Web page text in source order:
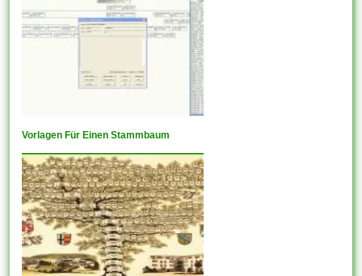
Vorlagen Für Einen Stammbaum